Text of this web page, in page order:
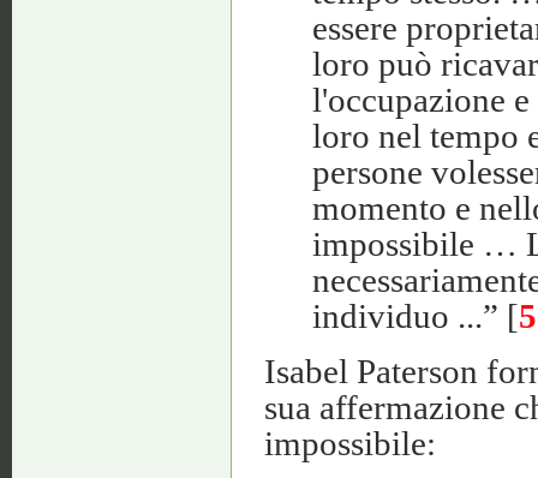
essere
loro può
l'occupazione
loro nel tempo
persone
momento e
impossibile …
individuo ...” [5
Isabel Paterson
sua affermazione
impossibile: